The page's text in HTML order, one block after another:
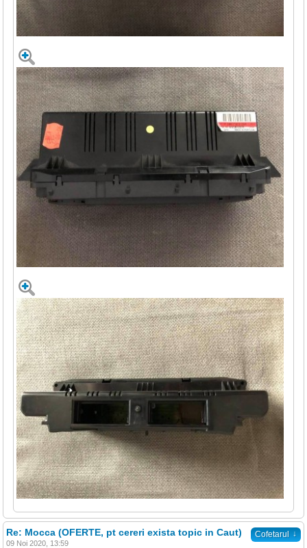
Cofetarul ↓
Re: Mocca (OFERTE, pt cereri exista topic in Caut)
09 Noi 2020, 13:59